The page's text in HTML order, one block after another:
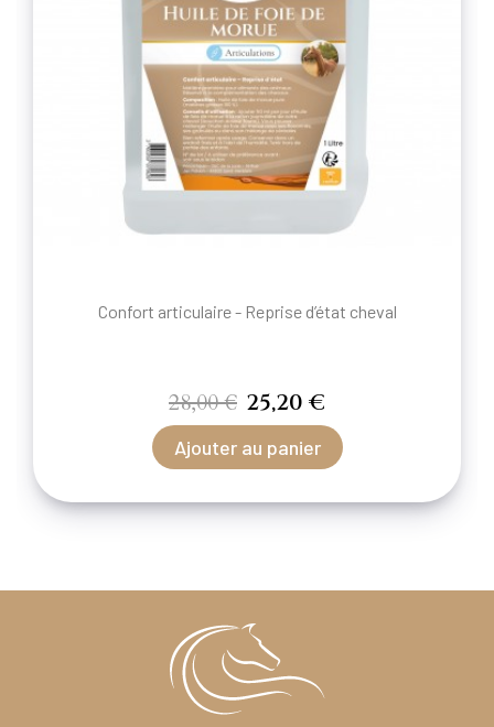
Confort articulaire - Reprise d’état cheval
28,00 € 25,20 €
Ajouter au panier